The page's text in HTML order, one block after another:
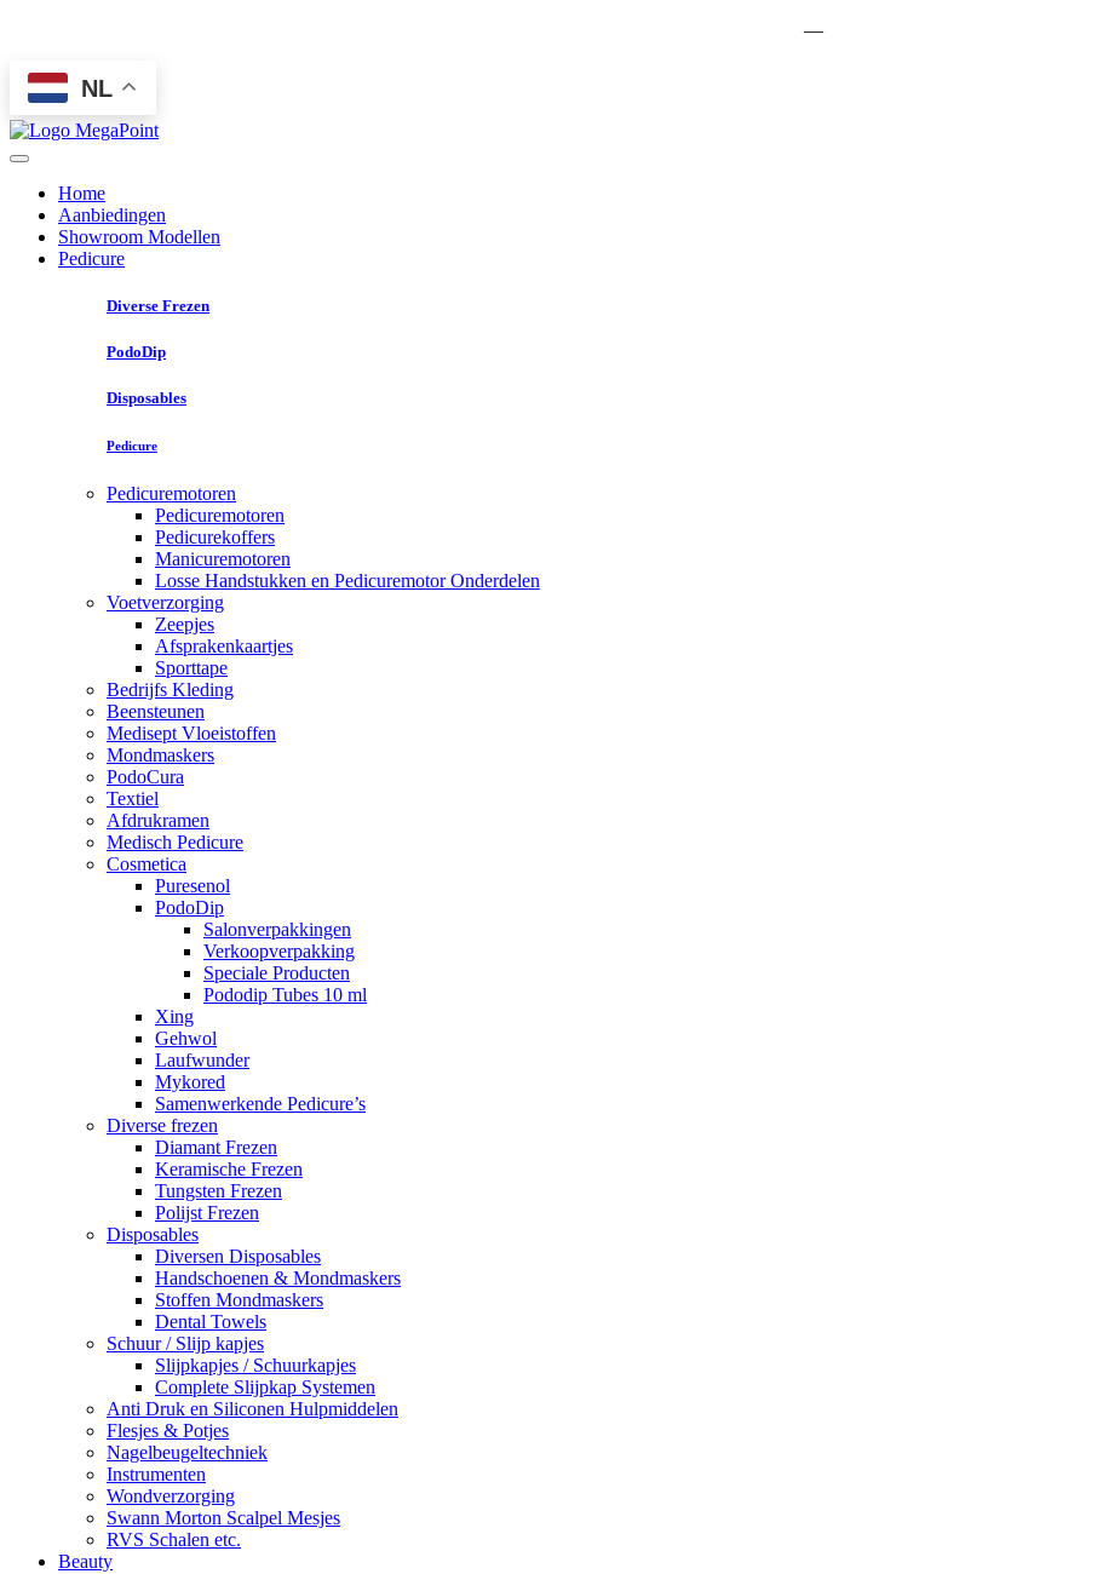
—
NL
Home
Aanbiedingen
Showroom Modellen
Pedicure
Diverse Frezen
PodoDip
Disposables
Pedicure
Pedicuremotoren
Pedicuremotoren
Pedicurekoffers
Manicuremotoren
Losse Handstukken en Pedicuremotor Onderdelen
Voetverzorging
Zeepjes
Afsprakenkaartjes
Sporttape
Bedrijfs Kleding
Beensteunen
Medisept Vloeistoffen
Mondmaskers
PodoCura
Textiel
Afdrukramen
Medisch Pedicure
Cosmetica
Puresenol
PodoDip
Salonverpakkingen
Verkoopverpakking
Speciale Producten
Pododip Tubes 10 ml
Xing
Gehwol
Laufwunder
Mykored
Samenwerkende Pedicure’s
Diverse frezen
Diamant Frezen
Keramische Frezen
Tungsten Frezen
Polijst Frezen
Disposables
Diversen Disposables
Handschoenen & Mondmaskers
Stoffen Mondmaskers
Dental Towels
Schuur / Slijp kapjes
Slijpkapjes / Schuurkapjes
Complete Slijpkap Systemen
Anti Druk en Siliconen Hulpmiddelen
Flesjes & Potjes
Nagelbeugeltechniek
Instrumenten
Wondverzorging
Swann Morton Scalpel Mesjes
RVS Schalen etc.
Beauty